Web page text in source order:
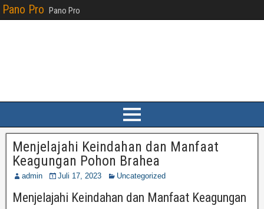
Pano Pro Pano Pro
Menjelajahi Keindahan dan Manfaat
Keagungan Pohon Brahea
admin Juli 17, 2023 Uncategorized
Menjelajahi Keindahan dan Manfaat Keagungan